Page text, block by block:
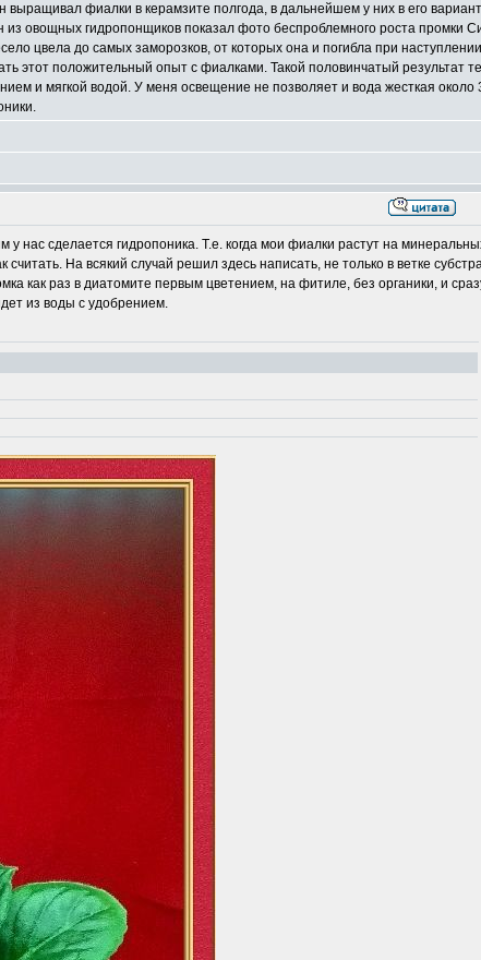
выращивал фиалки в керамзите полгода, в дальнейшем у них в его
овощных гидропонщиков показал фото беспроблемного роста промки
цвела до самых заморозков, от которых она и погибла при наступлении
этот положительный опыт с фиалками. Такой половинчатый результат
и мягкой водой. У меня освещение не позволяет и вода жесткая около
нас сделается гидропоника. Т.е. когда мои фиалки растут на
На всякий случай решил здесь написать, не только в ветке
как раз в диатомите первым цветением, на фитиле, без органики, и
из воды с удобрением.